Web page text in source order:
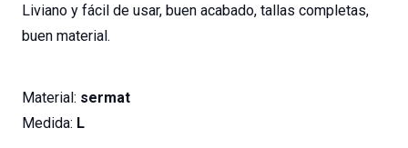
Liviano y fácil de usar, buen acabado, tallas completas,
buen material.
Material: sermat
Medida: L